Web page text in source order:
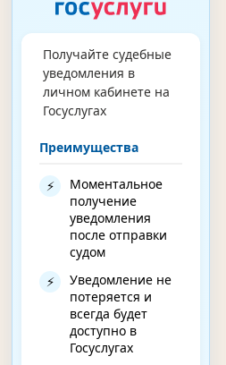
Получайте судебные
уведомления в
личном кабинете на
Госуслугах
Преимущества
⚡
Моментальное
получение
уведомления
после отправки
судом
⚡
Уведомление не
потеряется и
всегда будет
доступно в
Госуслугах